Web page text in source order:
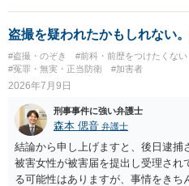
盗撮を疑われたかもしれない
#盗撮・のぞき #前科・前歴をつけたくない
#冤罪・無実・正当防衛
#加害者
2026年7月9日
刑事事件に強い弁護士
森本 偲音 弁護士
結論から申し上げますと、後日逮捕
被害女性が被害届を提出し受理され
る可能性はありますが、事情をき